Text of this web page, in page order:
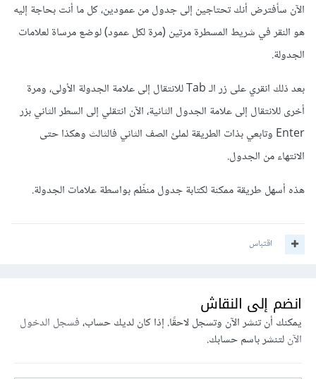
الآن سأفترض أنك تحتاجين إلى جدول من عمودين، كل ما أنت بحاجة إليه
هو النقر في شريط المسطرة مرتين (مرة لكل عمود) لوضع مرساة لعلامات
الجدولة.
بعد ذلك انقري على زر الـ Tab للانتقال إلى علامة الجدولة الأولى، ومرة
أخرى للانتقال إلى علامة الجدول الثانية، الآن انتقلي إلى السطر الثاني بزر
Enter وتابعي بذات الطريقة لملئ الصف الثاني فالثالث وهكذا حتى
الانتهاء من الجدول.
هذه أسهل طريقة ممكنة لكتابة جدول منظّم بواسطة علامات الجدولة.
اقتباس
انضم إلى النقاش
يمكنك أن تنشر الآن وتسجل لاحقًا. إذا كان لديك حساب،فسجل الدخول
الآنلتنشر باسم حسابك.